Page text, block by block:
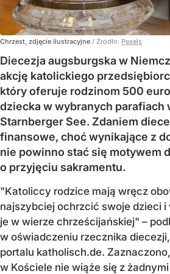
Chrzest, zdjęcie ilustracyjne / Źródło: Pexels
Diecezja augsburgska w
akcję katolickiego
który oferuje rodzinom 500
dziecka w wybranych parafiach
Starnberger See. Zdaniem
finansowe, choć wynikające z
nie powinno stać się motywem
o przyjęciu sakramentu.
"Katoliccy rodzice mają wręcz
najszybciej ochrzcić swoje dzieci
je w wierze chrześcijańskiej" –
w oświadczeniu rzecznika
portalu katholisch.de.
w Kościele nie wiąże się z